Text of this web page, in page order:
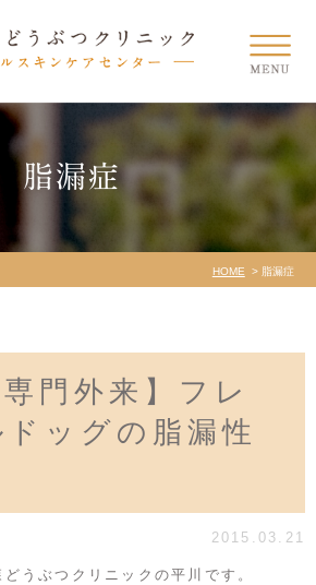
脂漏症
HOME 脂漏症
専門外来】フレ
ッグの脂漏性
2015.03.21
うぶつクリニックの平川です。